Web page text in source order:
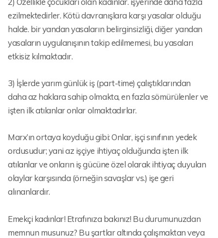
ezilmektedirler. Kötü davranışlara karşı yasalar olduğu
halde. bir yandan yasaların belirginsizliği, diğer yandan
yasaların uygulanışının takip edilmemesi, bu yasaları
etkisiz kılmaktadır.
3) İşlerde yarım günlük iş (part-time) çalıştıklarından
daha az haklara sahip olmakta, en fazla sömürülenler ve
işten ilk atılanlar onlar olmaktadırlar.
Marx’ın ortaya koyduğu gibi: Onlar, işçi sınıfının yedek
ordusudur; yani az işçiye ihtiyaç olduğunda işten ilk
atılanlar ve onların iş gücüne özel olarak ihtiyaç duyulan
olaylar karşısında (örneğin savaşlar vs.) işe geri
alınanlardır.
Emekçi kadınlar! Etrafınıza bakınız! Bu durumunuzdan
memnun musunuz? Bu şartlar altında çalışmaktan veya